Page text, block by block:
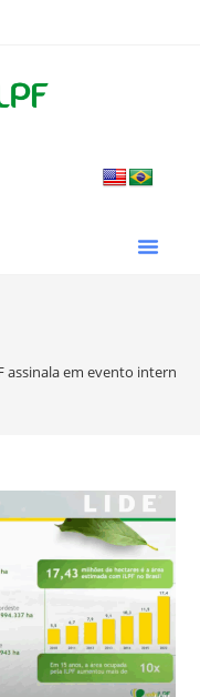
assinala em evento